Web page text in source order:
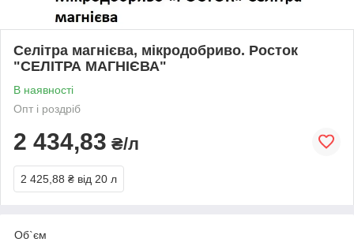
Селітра магнієва, мікродобриво. Росток
"СЕЛІТРА МАГНІЄВА"
В наявності
Опт і роздріб
2 434,83 ₴/л
2 425,88 ₴ від 20 л
Об`єм